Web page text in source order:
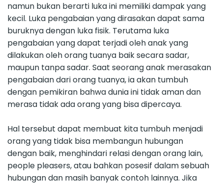
namun bukan berarti luka ini memiliki dampak yang
kecil. Luka pengabaian yang dirasakan dapat sama
buruknya dengan luka fisik. Terutama luka
pengabaian yang dapat terjadi oleh anak yang
dilakukan oleh orang tuanya baik secara sadar,
maupun tanpa sadar. Saat seorang anak merasakan
pengabaian dari orang tuanya, ia akan tumbuh
dengan pemikiran bahwa dunia ini tidak aman dan
merasa tidak ada orang yang bisa dipercaya.
Hal tersebut dapat membuat kita tumbuh menjadi
orang yang tidak bisa membangun hubungan
dengan baik, menghindari relasi dengan orang lain,
people pleasers, atau bahkan posesif dalam sebuah
hubungan dan masih banyak contoh lainnya. Jika